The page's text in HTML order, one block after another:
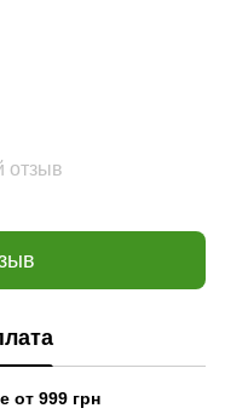
отзыв
от 999 грн